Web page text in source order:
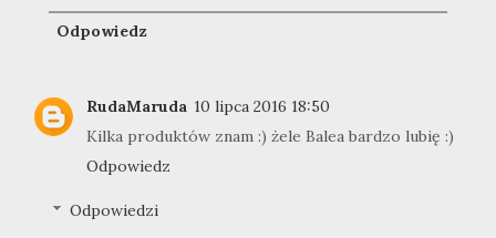
Odpowiedz
RudaMaruda 10 lipca 2016 18:50
Kilka produktów znam :) żele Balea bardzo lubię :)
Odpowiedz
Odpowiedzi